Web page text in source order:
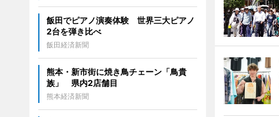
飯田でピアノ演奏体験 世界三大ピアノ
2台を弾き比べ
飯田経済新聞
熊本・新市街に焼き鳥チェーン「鳥貴
族」 県内2店舗目
熊本経済新聞